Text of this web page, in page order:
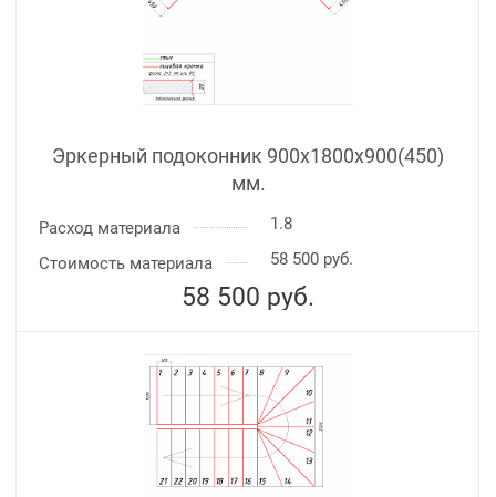
Эркерный подоконник 900х1800х900(450)
мм.
Расход материала
1.8
Стоимость материала
58 500 руб.
58 500 руб.